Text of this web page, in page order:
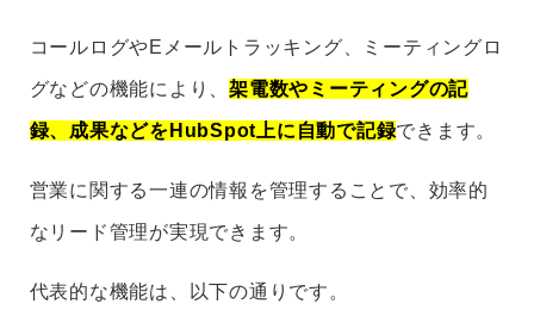
コールログやEメールトラッキング、ミーティングロ
グなどの機能により、架電数やミーティングの記
録、成果などをHubSpot上に自動で記録できます。
営業に関する一連の情報を管理することで、効率的
なリード管理が実現できます。
代表的な機能は、以下の通りです。